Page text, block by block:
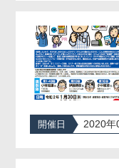
開催日 2020年